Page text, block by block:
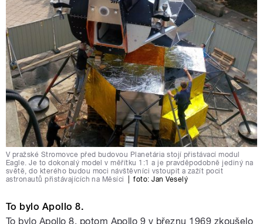
V pražské Stromovce před budovou Planetária stojí přistávací modul
Eagle. Je to dokonalý model v měřítku 1:1 a je pravděpodobně jediný na
světě, do kterého budou moci návštěvníci vstoupit a zažít pocit
astronautů přistávajících na Měsíci
foto:Jan Veselý
To bylo Apollo 8.
To bylo Apollo 8, potom Apollo 9 v březnu 1969 zkoušelo